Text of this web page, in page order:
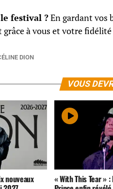
festival ?En gardant vos
grâce à vous et votre
DION
VOUS
nouveaux « With This Tear »